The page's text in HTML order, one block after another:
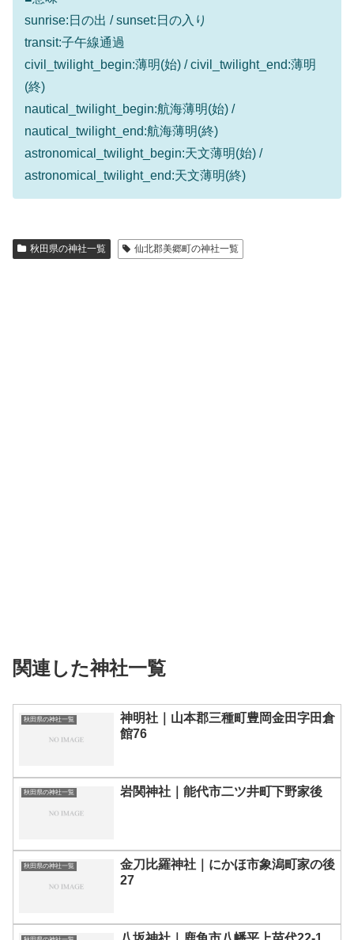
sunrise:日の出 / sunset:日の入り
transit:子午線通過
civil_twilight_begin:薄明(始) / civil_twilight_end:薄明
(終)
nautical_twilight_begin:航海薄明(始) /
nautical_twilight_end:航海薄明(終)
astronomical_twilight_begin:天文薄明(始) /
astronomical_twilight_end:天文薄明(終)
秋田県の神社一覧 仙北郡美郷町の神社一覧
関連した神社一覧
秋田県の神社一覧
神明社｜山本郡三種町豊岡金田字田倉
館76
秋田県の神社一覧 岩関神社｜能代市二ツ井町下野家後
秋田県の神社一覧
金刀比羅神社｜にかほ市象潟町家の後
27